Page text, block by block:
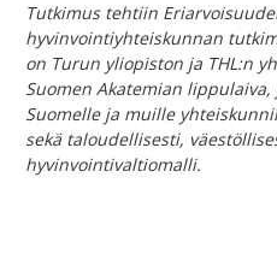
Tutkimus tehtiin
hyvinvointiyhteiskunnan
on Turun yliopiston ja THL:n
Suomen Akatemian
Suomelle ja muille
sekä taloudellisesti,
hyvinvointivaltiomalli.